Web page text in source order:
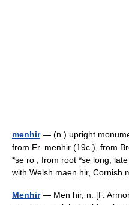
menhir— (n.) upright
from Fr. menhir (19c.), from
*se ro , from root *se long,
with Welsh maen hir,
Menhir— Men hir, n. [F.